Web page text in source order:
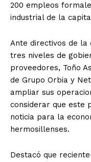
200 empleos
industrial de la
Ante directivos de
tres niveles de
proveedores, Toño
de Grupo Orbia y
ampliar sus
considerar que este
noticia para la
hermosillenses.
Destacó que